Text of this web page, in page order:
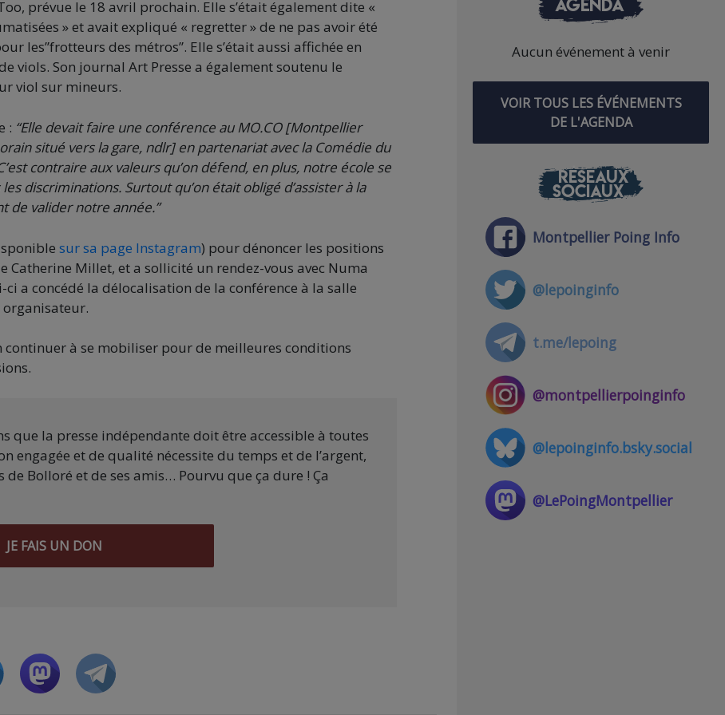
prévue le 18 avril prochain. Elle s’était également dite «
» et avait expliqué « regretter » de ne pas avoir été
les”frotteurs des métros”. Elle s’était aussi affichée en
viols. Son journal Art Presse a également soutenu le
viol sur mineurs.
: “Elle devait faire une conférence au MO.CO [Montpellier
situé vers la gare, ndlr] en partenariat avec la Comédie du
contraire aux valeurs qu’on défend, en plus, notre école se
discriminations. Surtout qu’on était obligé d’assister à la
de valider notre année.”
sur sa page Instagram) pour dénoncer les positions
Millet, et a sollicité un rendez-vous avec Numa
a concédé la délocalisation de la conférence à la salle
organisateur.
à se mobiliser pour de meilleures conditions
que la presse indépendante doit être accessible à toutes
et de qualité nécessite du temps et de l’argent,
Bolloré et de ses amis… Pourvu que ça dure ! Ça
JE FAIS UN DON
Aucun événement à venir
VOIR TOUS LES ÉVÉNEMENTS
DE L'AGENDA
RÉSEAUX
SOCIAUX
Montpellier Poing Info
@lepoinginfo
t.me/lepoing
@montpellierpoinginfo
@lepoinginfo.bsky.social
@LePoingMontpellier